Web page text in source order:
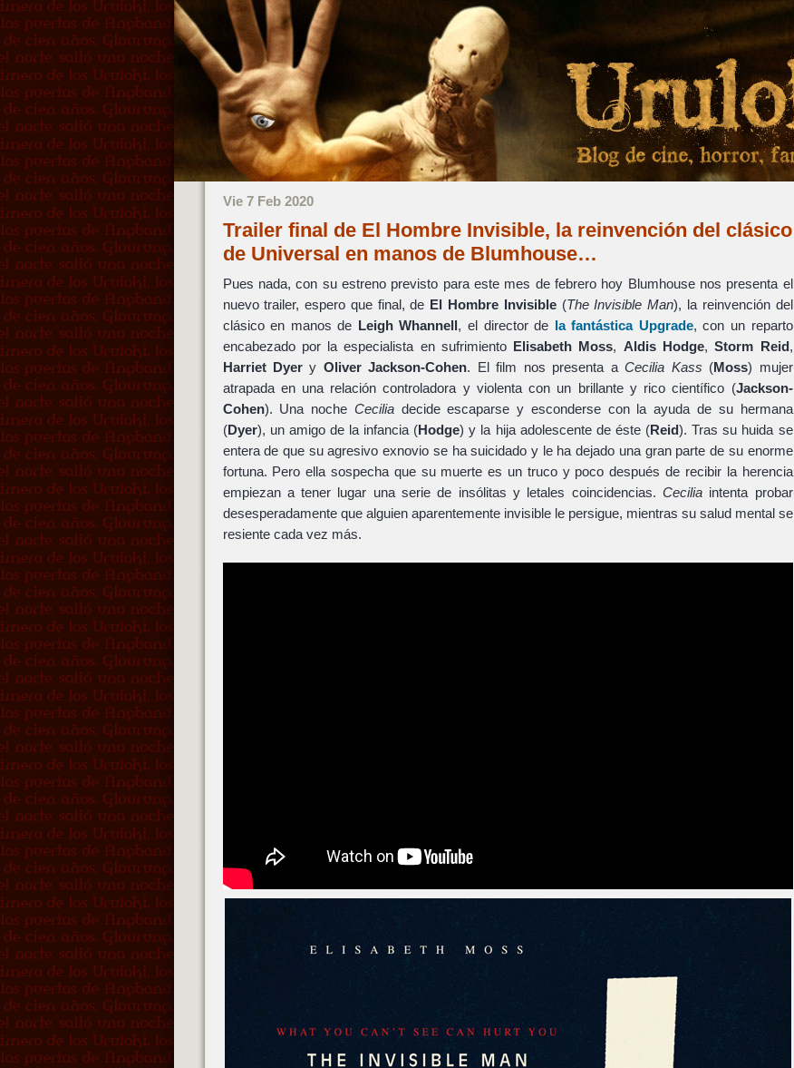
Vie 7 Feb 2020
Trailer final de El Hombre Invisible, la reinvención del clásico
de Universal en manos de Blumhouse…
Pues nada, con su estreno previsto para este mes de febrero hoy Blumhouse nos presenta el
nuevo trailer, espero que final, de El Hombre Invisible(The Invisible Man), la reinvención del
clásico en manos de Leigh Whannell, el director de la fantástica Upgrade, con un reparto
encabezado por la especialista en sufrimiento Elisabeth Moss, Aldis Hodge,Storm Reid,
Harriet Dyer y Oliver Jackson-Cohen. El film nos presenta aCecilia Kass (Moss) mujer
atrapada en una relación controladora y violenta con un brillante y rico científico (Jackson-
Cohen). Una noche Ceciliadecide escaparse y esconderse con la ayuda de su hermana
(Dyer), un amigo de la infancia (Hodge) y la hija adolescente de éste (Reid). Tras su huida se
entera de que su agresivo exnovio se ha suicidado y le ha dejado una gran parte de su enorme
fortuna. Pero ella sospecha que su muerte es un truco y poco después de recibir la herencia
empiezan a tener lugar una serie de insólitas y letales coincidencias. Ceciliaintenta probar
desesperadamente que alguien aparentemente invisible le persigue, mientras su salud mental se
resiente cada vez más.